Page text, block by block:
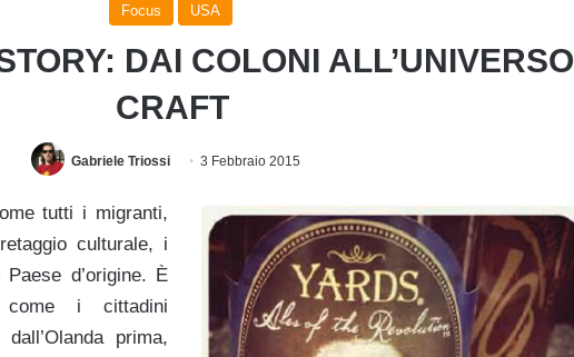
Focus USA
DAI COLONI ALL’UNIVERSO
CRAFT
Gabriele Triossi 3 Febbraio 2015
tutti i migranti,
culturale, i
d’origine. È
come i cittadini
prima,